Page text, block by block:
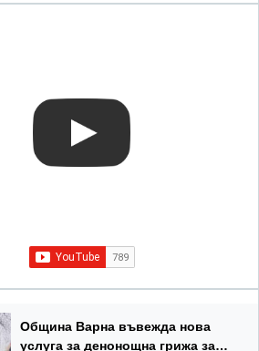
Община Варна въвежда нова
услуга за денонощна грижа за